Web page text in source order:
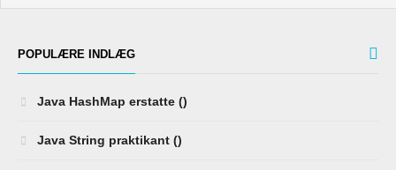
POPULÆRE INDLÆG
Java HashMap erstatte ()
Java String praktikant ()